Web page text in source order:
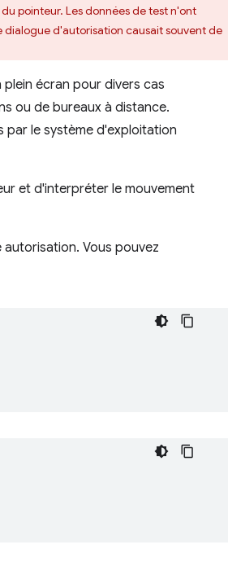
pointeur. Les données de test n'ont
dialogue d'autorisation causait souvent de
écran pour divers cas
ou de bureaux à distance.
par le système d'exploitation
et d'interpréter le mouvement
autorisation. Vous pouvez